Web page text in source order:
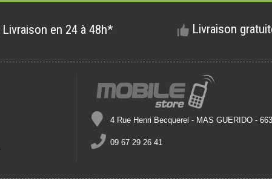
Livraison en 24 à 48h* Livraison
4 Rue Henri Becquerel - MAS GUERIDO -
09 67 29 26 41